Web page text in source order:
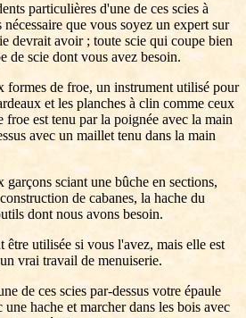
particulières d'une de ces scies à
nécessaire que vous soyez un expert sur
devrait avoir ; toute scie qui coupe bien
de scie dont vous avez besoin.
formes de froe, un instrument utilisé pour
et les planches à clin comme ceux
est tenu par la poignée avec la main
avec un maillet tenu dans la main
sciant une bûche en sections,
de cabanes, la hache du
dont nous avons besoin.
être utilisée si vous l'avez, mais elle est
vrai travail de menuiserie.
de ces scies par-dessus votre épaule
hache et marcher dans les bois avec